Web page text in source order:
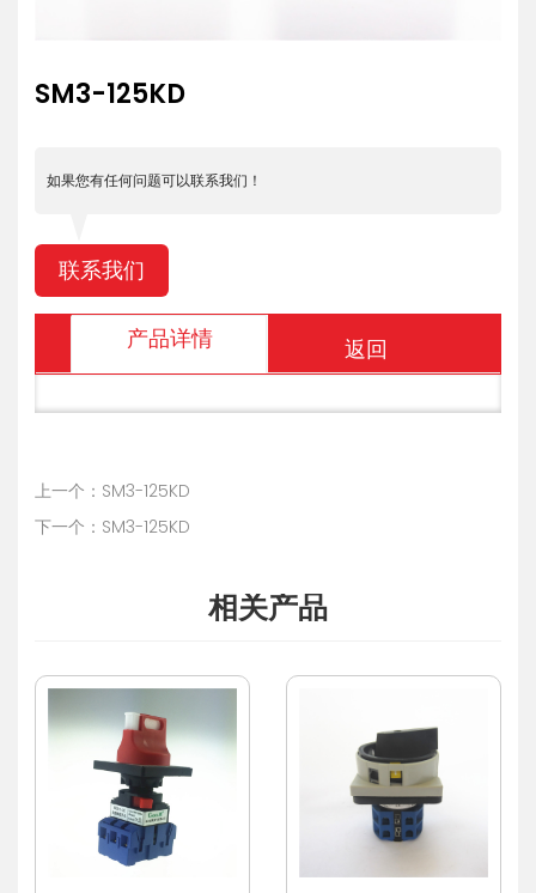
SM3-125KD
如果您有任何问题可以联系我们！
联系我们
产品详情 返回
上一个：SM3-125KD
下一个：SM3-125KD
相关产品